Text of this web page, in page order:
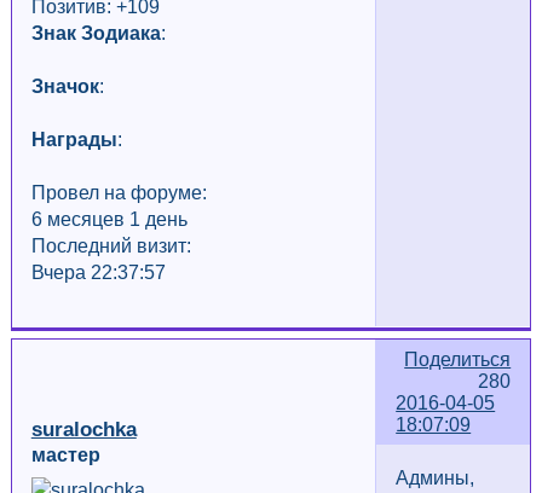
Позитив: +109
Знак Зодиака:
Значок:
Награды:
Провел на форуме:
6 месяцев 1 день
Последний визит:
Вчера 22:37:57
Поделиться
280
2016-04-05
18:07:09
suralochka
мастер
Админы,